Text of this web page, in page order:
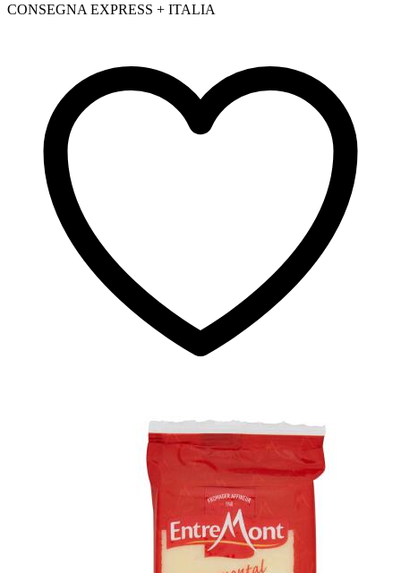
CONSEGNA EXPRESS + ITALIA